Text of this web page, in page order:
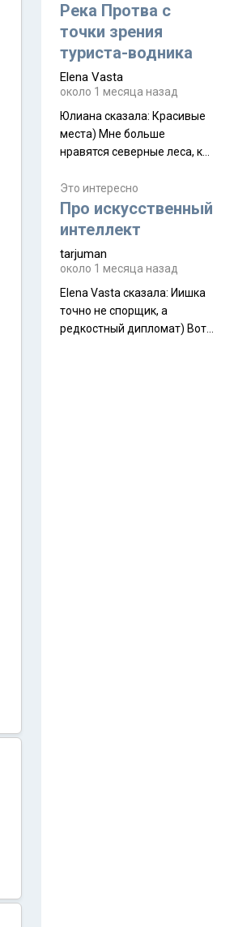
Free, которая стала первой
ультралегкой моделью в
ассортименте
производителя. Новинка
получила двухслойную
конструкцию с отдельным
внешним тентом и сетчатой
внутренней палаткой, а ее
комплектации составляет
около 845 г. Палатка весит
менее
Река Протва с
точки зрения
туриста-водника
Elena Vasta
около 1 месяца назад
Юлиана сказалa: Красивые
места) Мне больше
нравятся северные леса, как
южной тайги
Это интересно
Про искусственный
интеллект
tarjuman
около 1 месяца назад
Elena Vasta сказалa: Иишка
точно не спорщик, а
редкостный дипломат) Вот,